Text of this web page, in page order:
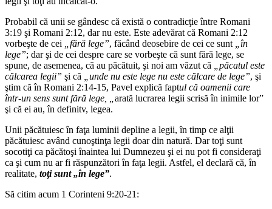
Probabil că unii se gândesc că există o contradicţie între Romani
3:19 şi Romani 2:12, dar nu este. Este adevărat că Romani 2:12
vorbeşte de cei „fără lege”, făcând deosebire de cei ce sunt „în
lege”; dar şi de cei despre care se vorbeşte că sunt fără lege, se
spune, de asemenea, că au păcătuit, şi noi am văzut că „păcatul este
călcarea legii” şi că „unde nu este lege nu este călcare de lege”, şi
ştim că în Romani 2:14-15, Pavel explică faptul că oamenii care
într-un sens sunt fără lege, „arată lucrarea legii scrisă în inimile lor”
şi că ei au, în definitv, legea.
Unii păcătuiesc în faţa luminii depline a legii, în timp ce alţii
păcătuiesc având cunoştinţa legii doar din natură. Dar toţi sunt
socotiţi ca păcătoşi înaintea lui Dumnezeu şi ei nu pot fi consideraţi
ca şi cum nu ar fi răspunzători în faţa legii. Astfel, el declară că, în
realitate, toţi sunt „în lege”.
Să citim acum 1 Corinteni 9:20-21: